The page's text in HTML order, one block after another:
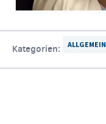
Kategorien: ALLGEMEIN